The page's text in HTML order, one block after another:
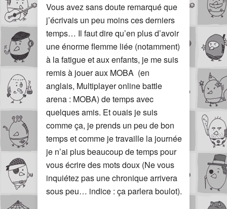
Vous avez sans doute remarqué que
j’écrivais un peu moins ces derniers
temps… Il faut dire qu’en plus d’avoir
une énorme flemme liée (notamment)
à la fatigue et aux enfants, je me suis
remis à jouer aux MOBA (en
anglais, Multiplayer online battle
arena : MOBA) de temps avec
quelques amis. Et ouais je suis
comme ça, je prends un peu de bon
temps et comme je travaille la journée
je n’ai plus beaucoup de temps pour
vous écrire des mots doux (Ne vous
inquiétez pas une chronique arrivera
sous peu… indice : ça parlera boulot).